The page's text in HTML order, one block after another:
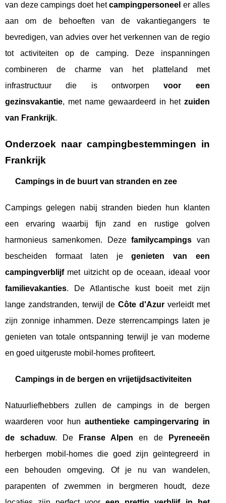
van deze campings doet hetcampingpersoneel er alles
aan om de behoeften van de vakantiegangers te
bevredigen, van advies over het verkennen van de regio
tot activiteiten op de camping. Deze inspanningen
combineren de charme van het platteland met
infrastructuur die is ontworpenvoor een
gezinsvakantie, met name gewaardeerd in het zuiden
van Frankrijk.
Onderzoek naar campingbestemmingen in
Frankrijk
Campings in de buurt van stranden en zee
Campings gelegen nabij stranden bieden hun klanten
een ervaring waarbij fijn zand en rustige golven
harmonieus samenkomen. Dezefamilycampings van
bescheiden formaat laten jegenieten van een
campingverblijfmet uitzicht op de oceaan, ideaal voor
familievakanties. De Atlantische kust boeit met zijn
lange zandstranden, terwijl deCôte d'Azur verleidt met
zijn zonnige inhammen. Deze sterrencampings laten je
genieten van totale ontspanning terwijl je van moderne
en goed uitgeruste mobil-homes profiteert.
Campings in de bergen en vrijetijdsactiviteiten
Natuurliefhebbers zullen de campings in de bergen
waarderen voor hun authentieke campingervaring in
de schaduw. De Franse Alpen en de
Pyreneeën
herbergen mobil-homes die goed zijn geïntegreerd in
een behouden omgeving. Of je nu van wandelen,
parapenten of zwemmen in bergmeren houdt, deze